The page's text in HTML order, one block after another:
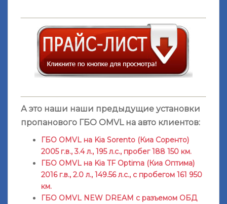
А это наши наши предыдущие установки
пропанового ГБО OMVL на авто клиентов:
ГБО OMVL на Kia Sorento (Киа Соренто)
2005 г.в., 3.4 л., 195 л.с., пробег 188 150 км.
ГБО OMVL на Kia TF Optima (Киа Оптима)
2016 г.в., 2.0 л., 149.56 л.с., с пробегом 161 950
км.
ГБО OMVL NEW DREAM с разъемом ОБД